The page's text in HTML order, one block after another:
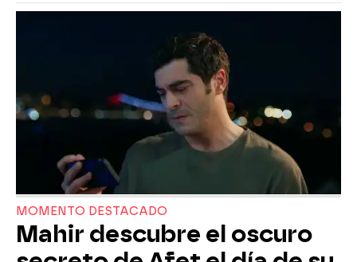
MOMENTO DESTACADO
Mahir descubre el oscuro